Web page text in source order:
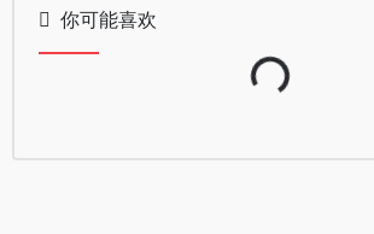
你可能喜欢 Loading...